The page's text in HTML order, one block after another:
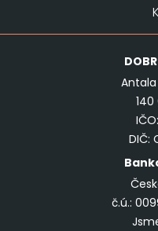
Antala
DIČ:
č.ú.: